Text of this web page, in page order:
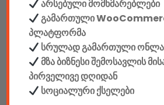
სეიფები
კონსტრუქტორები
E-mobility
არსებული მომხმარებლები
გამართული
პლატფორმა
სრულად გამართული
მზა ბიზნესი შემოსავლის
პირველივე დღიდან
სოციალური ქსელები